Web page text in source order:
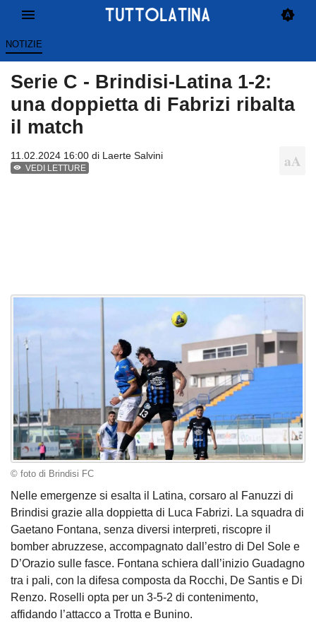
NOTIZIE
Serie C - Brindisi-Latina 1-2:
una doppietta di Fabrizi ribalta
il match
11.02.2024 16:00 di Laerte Salvini
VEDI LETTURE
© foto di Brindisi FC
Nelle emergenze si esalta il Latina, corsaro al Fanuzzi di
Brindisi grazie alla doppietta di Luca Fabrizi. La squadra di
Gaetano Fontana, senza diversi interpreti, riscopre il
bomber abruzzese, accompagnato dall’estro di Del Sole e
D’Orazio sulle fasce. Fontana schiera dall’inizio Guadagno
tra i pali, con la difesa composta da Rocchi, De Santis e Di
Renzo. Roselli opta per un 3-5-2 di contenimento,
affidando l’attacco a Trotta e Bunino.